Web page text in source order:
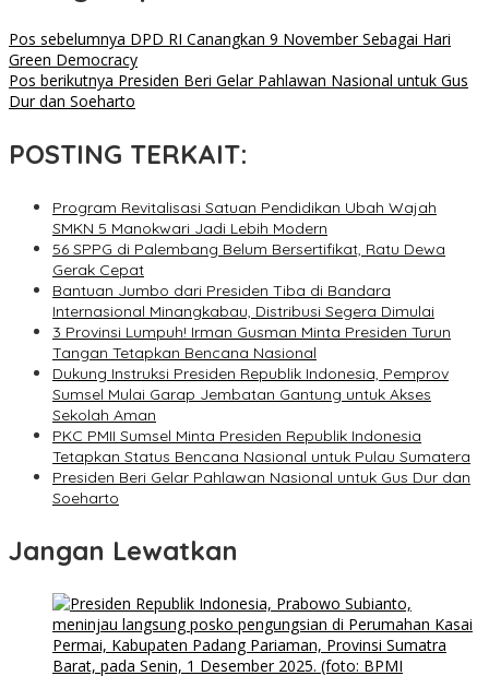
Pos sebelumnya DPD RI Canangkan 9 November Sebagai Hari
Green Democracy
Pos berikutnya Presiden Beri Gelar Pahlawan Nasional untuk Gus
Dur dan Soeharto
POSTING TERKAIT:
Program Revitalisasi Satuan Pendidikan Ubah Wajah
SMKN 5 Manokwari Jadi Lebih Modern
56 SPPG di Palembang Belum Bersertifikat, Ratu Dewa
Gerak Cepat
Bantuan Jumbo dari Presiden Tiba di Bandara
Internasional Minangkabau, Distribusi Segera Dimulai
3 Provinsi Lumpuh! Irman Gusman Minta Presiden Turun
Tangan Tetapkan Bencana Nasional
Dukung Instruksi Presiden Republik Indonesia, Pemprov
Sumsel Mulai Garap Jembatan Gantung untuk Akses
Sekolah Aman
PKC PMII Sumsel Minta Presiden Republik Indonesia
Tetapkan Status Bencana Nasional untuk Pulau Sumatera
Presiden Beri Gelar Pahlawan Nasional untuk Gus Dur dan
Soeharto
Jangan Lewatkan